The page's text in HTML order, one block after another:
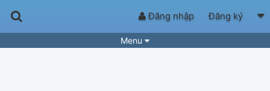
Đăng nhập Đăng ký
Menu